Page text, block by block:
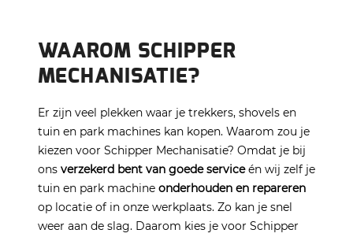
WAAROM SCHIPPER
MECHANISATIE?
Er zijn veel plekken waar je trekkers, shovels en
tuin en park machines kan kopen. Waarom zou je
kiezen voor Schipper Mechanisatie? Omdat je bij
ons verzekerd bent van goede serviceén wij zelf je
tuin en park machine onderhouden en repareren
op locatie of in onze werkplaats. Zo kan je snel
weer aan de slag. Daarom kies je voor Schipper